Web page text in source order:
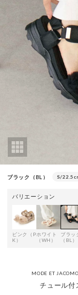
ブラック（BL） S/
バリエーション
ピンク（P
K）
ホワイト
（WH）
ブラッ
（BL）
MODE ET
チュール付